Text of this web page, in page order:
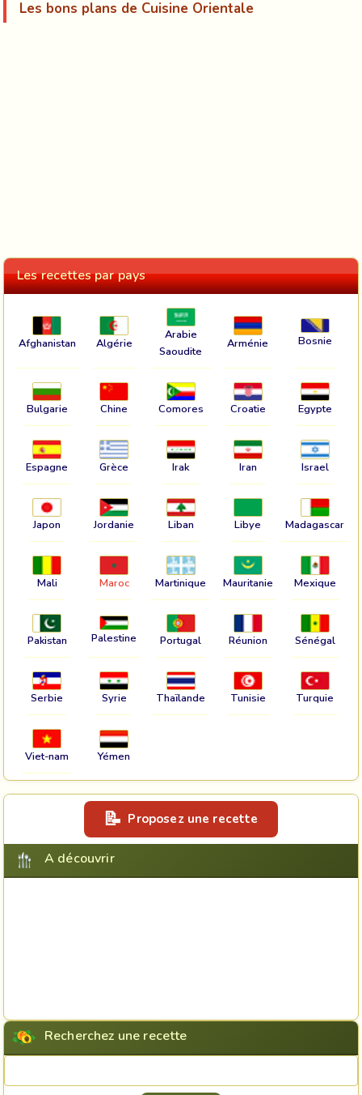
Les bons plans de Cuisine Orientale
Les recettes par pays
Afghanistan Algérie
Arabie
Saoudite
Arménie Bosnie
Bulgarie Chine Comores Croatie Egypte
Espagne Grèce Irak Iran Israel
Japon Jordanie Liban Libye Madagascar
Mali Maroc Martinique Mauritanie Mexique
Pakistan Palestine Portugal Réunion Sénégal
Serbie Syrie Thaïlande Tunisie Turquie
Viet-nam Yémen
Proposez une recette
A découvrir
Recherchez une recette